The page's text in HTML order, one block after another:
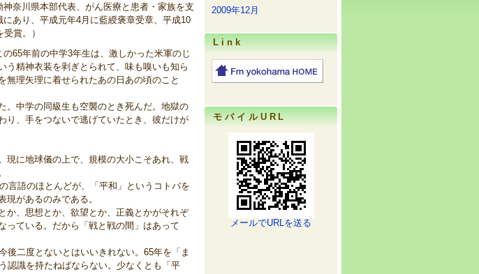
奈川県本部代表、がん医療と患者・家族を支
あり、平成元年4月に藍綬褒章受章、平成10
賞。）
65年前の中学3年生は、激しかった米軍のじ
う精神衣装を剥ぎとられて、味も嗅いも知ら
無理矢理に着せられたあの日あの頃のこと
中学の同級生も空襲のとき死んだ。地獄の
り、手をつないで逃げていたとき、彼だけが
に地球儀の上で、規模の大小こそあれ、戦
言語のほとんどが、「平和」というコトバを
があるのみである。
、思想とか、欲望とか、正義とかがそれぞ
っている。だから「戦と戦の間」はあって
二度とないとはいいきれない。65年を「ま
認識を持たねばならない。少なくとも「平
2009年12月
Link
モバイルURL
メールでURLを送る